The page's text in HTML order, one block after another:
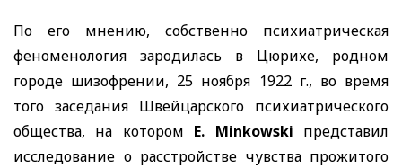
По его мнению, собственно психиатрическая
феноменология зародилась в Цюрихе, родном
городе шизофрении, 25 ноября 1922 г., во время
того заседания Швейцарского психиатрического
общества, на котором E. Minkowski представил
исследование о расстройстве чувства прожитого